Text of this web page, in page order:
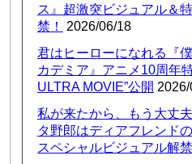
ス』超激突ビジュアル＆
禁！
2026/06/18
君はヒーローになれる『
カデミア』アニメ10周年
ULTRA MOVIE”公開
私が来たから、もう大丈
タ野郎はディアフレンド
スペシャルビジュアル解禁